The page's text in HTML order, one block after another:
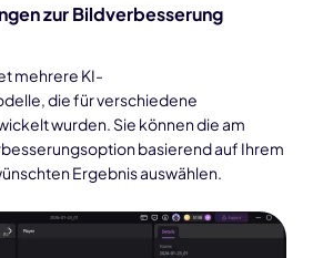
zur Bildverbesserung
mehrere KI-
die für verschiedene
wurden. Sie können die am
basierend auf Ihrem
Ergebnis auswählen.